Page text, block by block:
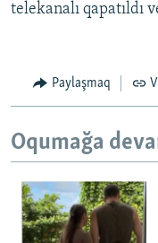
telekanalı qapatıldı
Paylaşmaq
Oqumağa